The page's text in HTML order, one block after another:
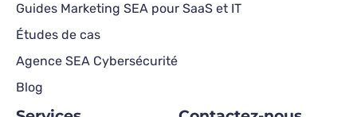
Guides Marketing SEA pour SaaS et IT
Études de cas
Agence SEA Cybersécurité
Blog